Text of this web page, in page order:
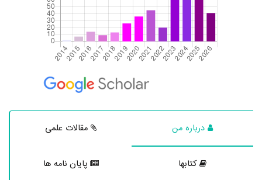
درباره من مقالات علمی
کتابها پایان نامه ها